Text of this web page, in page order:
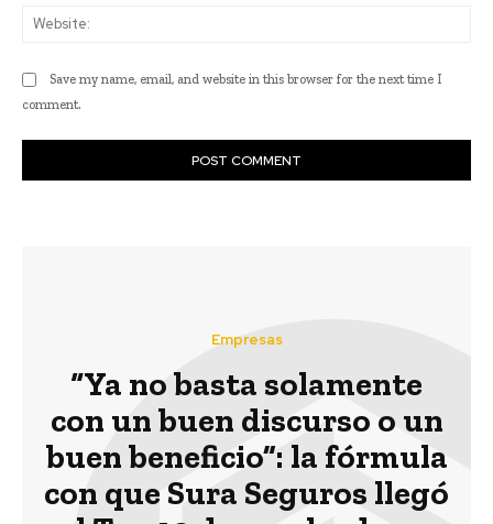
Save my name, email, and website in this browser for the next time I
comment.